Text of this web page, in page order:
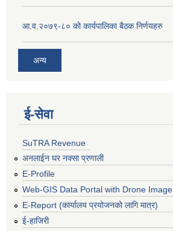
आ.व.२०७९-८० को कार्यपालिका बैठक निर्णयहरु
अन्य
ई‍-सेवा
SuTRA Revenue
अनलाईन घर नक्सा प्रणाली
E-Profile
Web-GIS Data Portal with Drone Image
E-Report (कार्यालय प्रयोजनको लागि मात्र)
ई-हाजिरी